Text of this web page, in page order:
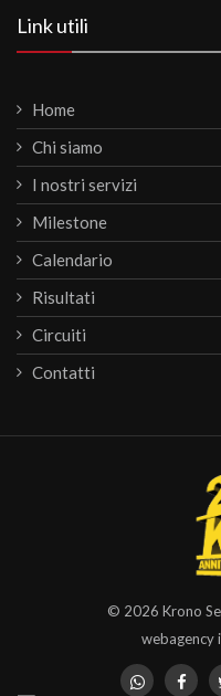
Link utili
Home
Chi siamo
I nostri servizi
Milestone
Calendario
Risultati
Circuiti
Contatti
© 2026 Krono
webagency